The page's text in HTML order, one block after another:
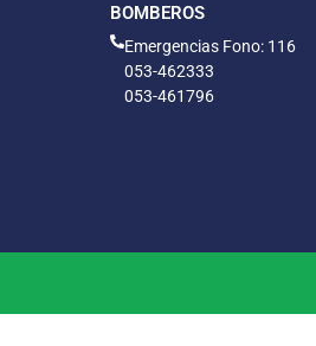
BOMBEROS
Emergencias Fono: 116
053-462333
053-461796